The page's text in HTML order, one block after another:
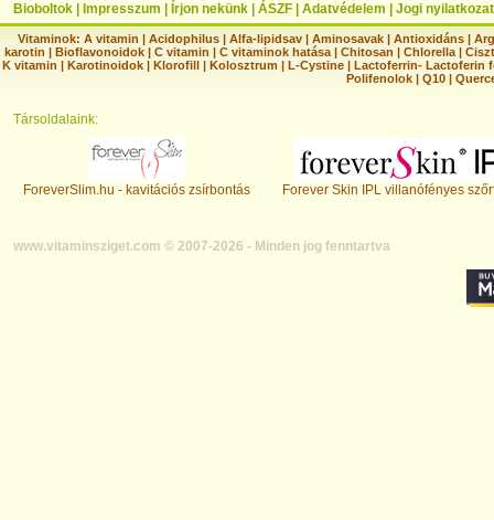
Bioboltok Impresszum Írjon nekünk ÁSZF Adatvédelem Jogi nyilatkozat
Vitaminok: A vitamin |Acidophilus |Alfa-lipidsav |Aminosavak |Antioxidáns |
karotin | Bioflavonoidok | C vitamin | C vitaminok hatása | Chitosan | Chlorella |
K vitamin | Karotinoidok | Klorofill | Kolosztrum | L-Cystine | Lactoferrin- Lactoferin
Polifenolok |Q10 |
Társoldalaink:
ForeverSlim.hu - kavitációs zsírbontás Forever Skin IPL villanófényes
www.vitaminsziget.com © 2007-2026 - Minden jog fenntartva